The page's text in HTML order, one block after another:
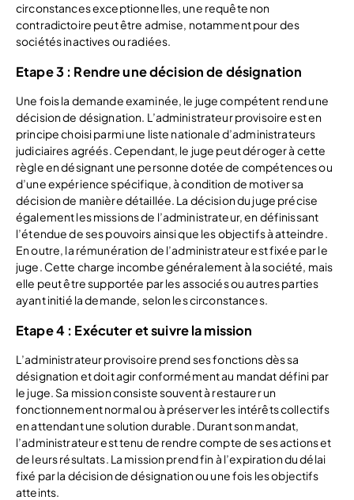
circonstances exceptionnelles, une requête non
contradictoire peut être admise, notamment pour des
sociétés inactives ou radiées.
Etape 3 : Rendre une décision de désignation
Une fois la demande examinée, le juge compétent rend une
décision de désignation. L’administrateur provisoire est en
principe choisi parmi une liste nationale d’administrateurs
judiciaires agréés. Cependant, le juge peut déroger à cette
règle en désignant une personne dotée de compétences ou
d’une expérience spécifique, à condition de motiver sa
décision de manière détaillée. La décision du juge précise
également les missions de l’administrateur, en définissant
l’étendue de ses pouvoirs ainsi que les objectifs à atteindre.
En outre, la rémunération de l’administrateur est fixée par le
juge. Cette charge incombe généralement à la société, mais
elle peut être supportée par les associés ou autres parties
ayant initié la demande, selon les circonstances.
Etape 4 : Exécuter et suivre la mission
L’administrateur provisoire prend ses fonctions dès sa
désignation et doit agir conformément au mandat défini par
le juge. Sa mission consiste souvent à restaurer un
fonctionnement normal ou à préserver les intérêts collectifs
en attendant une solution durable. Durant son mandat,
l’administrateur est tenu de rendre compte de ses actions et
de leurs résultats. La mission prend fin à l’expiration du délai
fixé par la décision de désignation ou une fois les objectifs
atteints.